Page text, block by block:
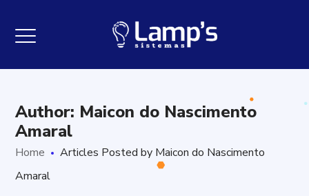
Author: Maicon do Nascimento
Amaral
Home
Articles Posted by Maicon do Nascimento
Amaral